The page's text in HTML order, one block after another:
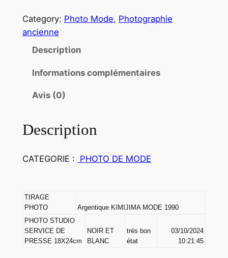
a
n
P
H
T
g
e
n
Category: Photo Mode, Photographie
ancienne
Description
Informations complémentaires
Avis (0)
Description
CATEGORIE : PHOTO DE MODE
TIRAGE
PHOTO
Argentique KIMIJIMA MODE 1990
PHOTO STUDIO
SERVICE DE
PRESSE 18X24cm
NOIR ET
BLANC
trés bon
état
03/10/2024
10:21:45